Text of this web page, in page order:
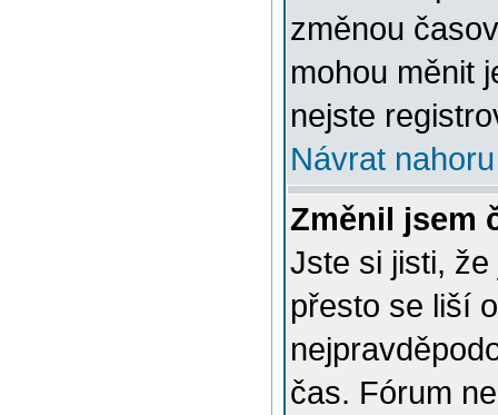
změnou
mohou měnit
nejste
Návrat nahoru
Změnil jsem
Jste si jisti,
přesto se liší
čas. Fórum